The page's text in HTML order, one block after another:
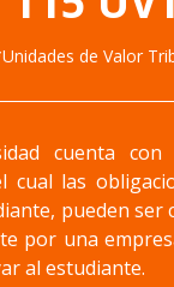
de Valor
cuenta con
cual las
pueden ser
por una
al estudiante.